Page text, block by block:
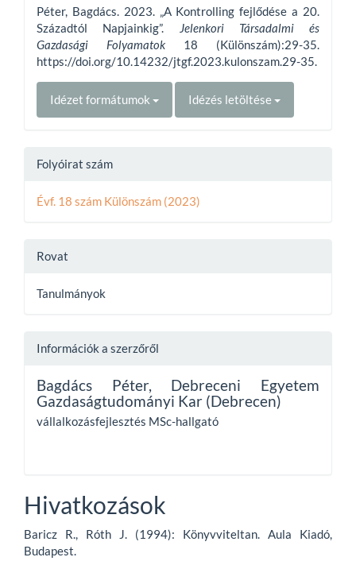
Péter, Bagdács. 2023. „A Kontrolling fejlődése a 20.
Századtól Napjainkig”.
Jelenkori Társadalmi és
Gazdasági Folyamatok 18 (Különszám):29-35.
https://doi.org/10.14232/jtgf.2023.kulonszam.29-35.
Idézet formátumok Idézés letöltése
Folyóirat szám
Évf. 18 szám Különszám (2023)
Rovat
Tanulmányok
Információk a szerzőről
Bagdács Péter, Debreceni Egyetem
Gazdaságtudományi Kar (Debrecen)
vállalkozásfejlesztés MSc-hallgató
Hivatkozások
Baricz R., Róth J. (1994): Könyvviteltan. Aula Kiadó,
Budapest.